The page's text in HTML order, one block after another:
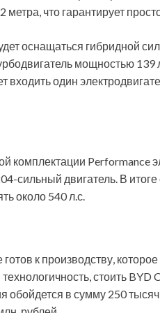
метра, что гарантирует
оснащаться гибридной
мощностью
входить один
комплектации Performance
сильный двигатель. В
около 540 л.с.
готов к производству,
стоить
обойдется в сумму 250